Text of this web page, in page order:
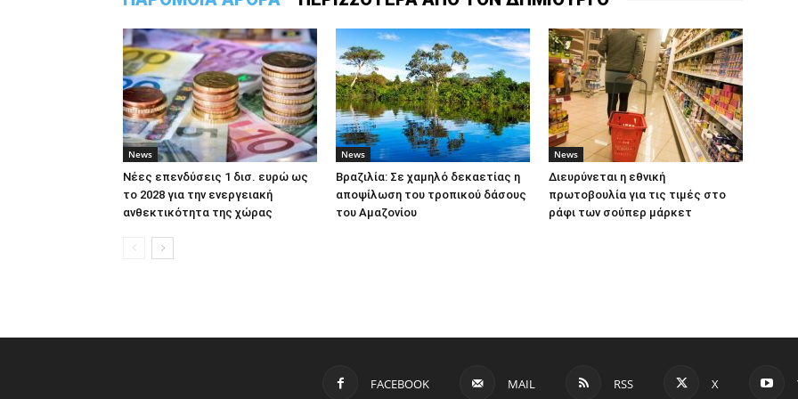
News
Νέες επενδύσεις 1 δισ. ευρώ ως
το 2028 για την ενεργειακή
ανθεκτικότητα της χώρας
News
Βραζιλία: Σε χαμηλό δεκαετίας η
αποψίλωση του τροπικού δάσους
του Αμαζονίου
News
Διευρύνεται η εθνική
πρωτοβουλία για τις τιμές στο
ράφι των σούπερ μάρκετ
FACEBOOK MAIL RSS X